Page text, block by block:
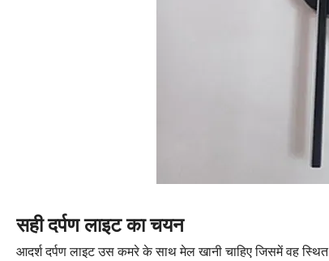
सही दर्पण लाइट का चयन
आदर्श दर्पण लाइट उस कमरे के साथ मेल खानी चाहिए जिसमें वह